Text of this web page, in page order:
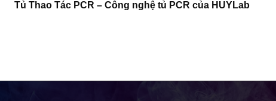
Tủ Thao Tác PCR – Công nghệ tủ PCR của HUYLab